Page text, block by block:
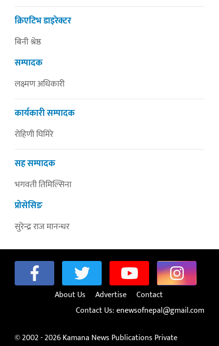
क्रिएटिभ डाइरेक्टर
बिनी श्रेष्ठ
सम्पादक
लक्ष्मण अधिकारी
कार्यकारी सम्पादक
रोहिणी घिमिरे
सह सम्पादक
भगवती तिमिल्सिना
प्रोसेसिङ
सुरेन्द्र राज मानन्धर
About Us Advertise
Contact
Contact Us:enewsofnepal@gmail.com
© 2002 - 2026 Kamana News Publications Private